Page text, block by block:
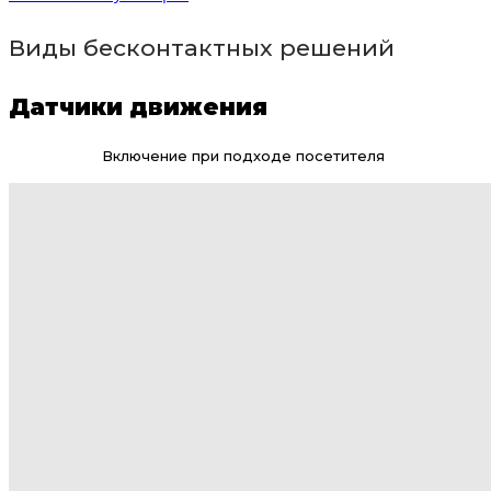
Виды бесконтактных решений
Датчики движения
Включение при подходе посетителя